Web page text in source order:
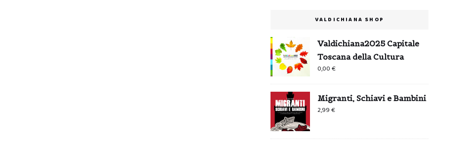
VALDICHIANA SHOP
Valdichiana2025 Capitale
Toscana della Cultura
0,00€
Migranti, Schiavi e Bambini
2,99€